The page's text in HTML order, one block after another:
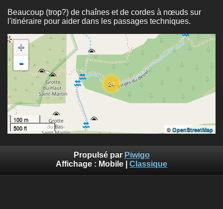
Beaucoup (trop?) de chaînes et de cordes à nœuds sur
l'itinéraire pour aider dans les passages techniques.
24
+
-
100 m
500 ft
© OpenStreetMap
Propulsé par Piwigo
Affichage : Mobile Classique